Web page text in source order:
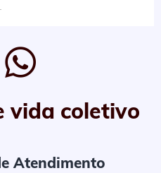
vida coletivo
Atendimento